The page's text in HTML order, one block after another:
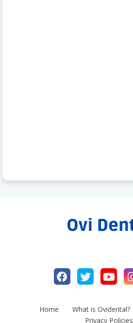
Home What is Ovidental?
Privacy Policies